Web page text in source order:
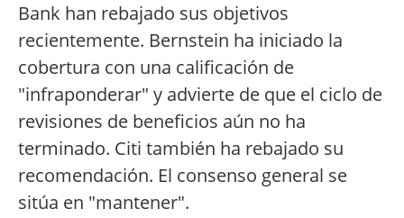
Bank han rebajado sus objetivos
recientemente. Bernstein ha iniciado la
cobertura con una calificación de
"infraponderar" y advierte de que el ciclo de
revisiones de beneficios aún no ha
terminado. Citi también ha rebajado su
recomendación. El consenso general se
sitúa en "mantener".